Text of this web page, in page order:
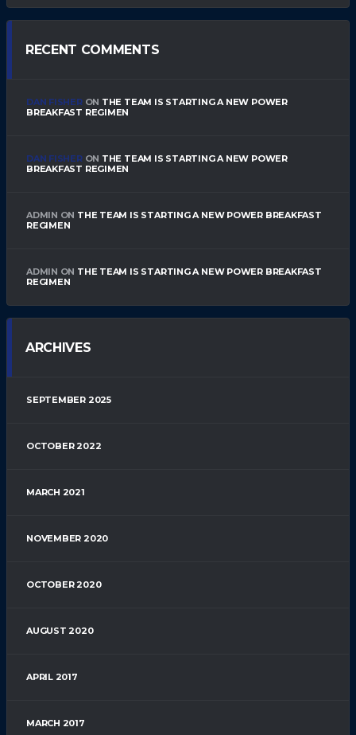
RECENT COMMENTS
DAN FISHERON THE TEAM IS STARTING A NEW POWER
BREAKFAST REGIMEN
DAN FISHERON THE TEAM IS STARTING A NEW POWER
BREAKFAST REGIMEN
ADMIN ON THE TEAM IS STARTING A NEW POWER BREAKFAST
REGIMEN
ADMIN ON THE TEAM IS STARTING A NEW POWER BREAKFAST
REGIMEN
ARCHIVES
SEPTEMBER 2025
OCTOBER 2022
MARCH 2021
NOVEMBER 2020
OCTOBER 2020
AUGUST 2020
APRIL 2017
MARCH 2017